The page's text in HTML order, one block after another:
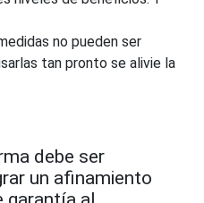
no pueden ser
tan pronto se alivie la
debe ser
un afinamiento